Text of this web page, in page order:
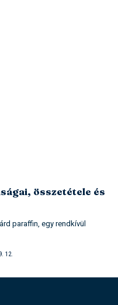
összetétele és
paraffin, egy rendkívül
12.